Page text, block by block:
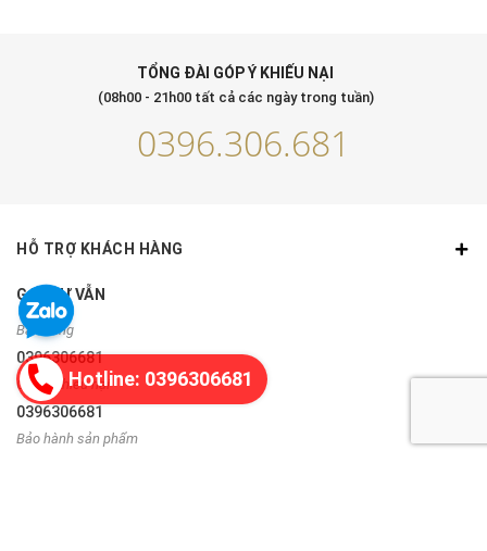
TỔNG ĐÀI GÓP Ý KHIẾU NẠI
(08h00 - 21h00 tất cả các ngày trong tuần)
0396.306.681
HỖ TRỢ KHÁCH HÀNG
GỌI TƯ VẪN
Bán hàng
0396306681
Góp ý, khiếu nại
0396306681
Bảo hành sản phẩm
Hotline: 0396306681